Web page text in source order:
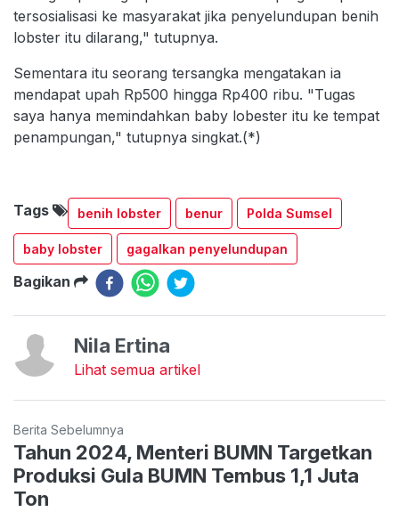
tersosialisasi ke masyarakat jika penyelundupan benih
lobster itu dilarang," tutupnya.
Sementara itu seorang tersangka mengatakan ia
mendapat upah Rp500 hingga Rp400 ribu. "Tugas
saya hanya memindahkan baby lobester itu ke tempat
penampungan," tutupnya singkat.(*)
Tags benih lobster benur Polda Sumsel
baby lobster gagalkan penyelundupan
Bagikan
Nila Ertina
Lihat semua artikel
Berita Sebelumnya
Tahun 2024, Menteri BUMN Targetkan
Produksi Gula BUMN Tembus 1,1 Juta
Ton